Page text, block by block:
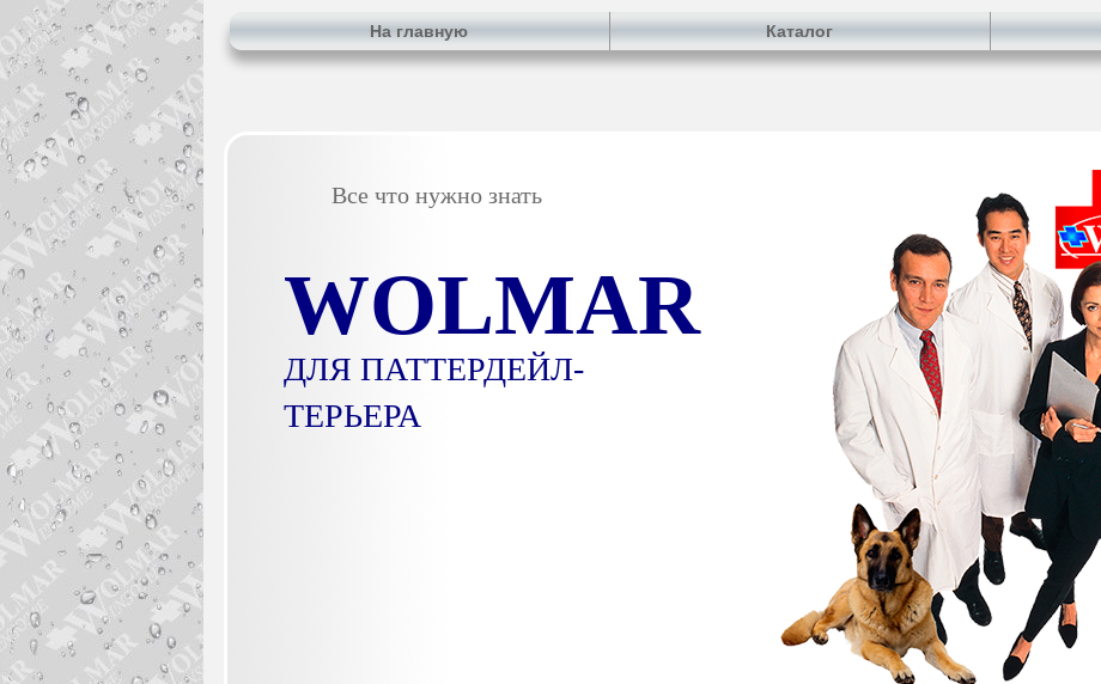
На главную Каталог
Все что нужно знать
WOLMAR
ДЛЯ ПАТТЕРДЕЙЛ-
ТЕРЬЕРА